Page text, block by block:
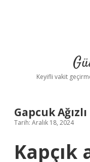
Keyifli vakit
Gapcuk
Tarih: Aralık 18, 2024
Kapçık